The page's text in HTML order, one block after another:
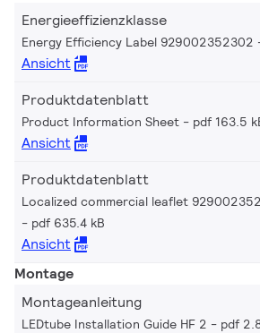
Energieeffizienzklasse
Energy Efficiency Label 929002352302
Ansicht
Produktdatenblatt
Product Information Sheet pdf 163.5
Ansicht
Produktdatenblatt
Localized commercial leaflet
pdf 635.4 kB
Ansicht
Montage
Montageanleitung
LEDtube Installation Guide HF 2 pdf